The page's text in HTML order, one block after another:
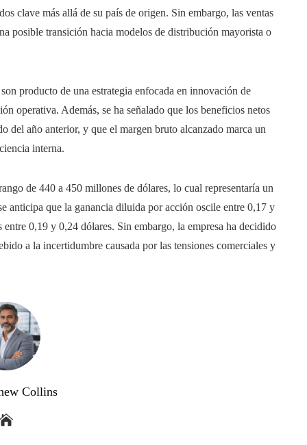
clave más allá de su país de origen. Sin embargo, las ventas
posible transición hacia modelos de distribución mayorista o
producto de una estrategia enfocada en innovación de
operativa. Además, se ha señalado que los beneficios netos
del año anterior, y que el margen bruto alcanzado marca un
interna.
de 440 a 450 millones de dólares, lo cual representaría un
anticipa que la ganancia diluida por acción oscile entre 0,17 y
0,19 y 0,24 dólares. Sin embargo, la empresa ha decidido
a la incertidumbre causada por las tensiones comerciales y
Collins